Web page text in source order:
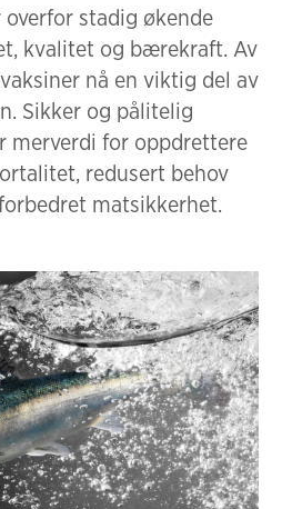
stadig økende
kvalitet og bærekraft. Av
nå en viktig del av
Sikker og pålitelig
merverdi for oppdrettere
redusert behov
matsikkerhet.